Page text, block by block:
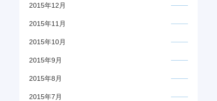
2015年12月
2015年11月
2015年10月
2015年9月
2015年8月
2015年7月